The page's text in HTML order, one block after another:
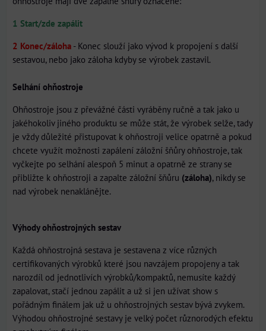
1 Start/zde zapálit
2 Konec/záloha - Konec slouží jako vývod k propojení s další
sestavou, nebo jako záloha kdyby se výrobek zastavil.
Selhání ohňostroje
Ohňostroje jsou z převážné části vyráběny ručně a tak jako u
jakéhokoliv jiného produktu se může stát, že výrobek selže, tady
je vždy důležité přistupovat k ohňostroji velice opatrně a pokud
chcete využít možnosti zapálení záložní šňůry ohňostroje, tak
vyčkejte po selhání alespoň 5 minut a opatrně ze strany se
přibližte k ohňostroji a zapalte záložní šňůru (záloha), nikdy se
nad výrobek nenaklánějte.
Výhody ohňostrojných sestav
Každá ohňostrojná sestava je sestavena z více různých
certifikovaných výrobků které jsou navzájem propojeny a tak
narozdíl od jednotlivích výrobků/kompaktů, nemusíte každý
zapalovat, stačí jednou zapálit a už si jen užívat show s
pořádným finálem jak už u ohňostrojných sestav bývá zvykem.
Výhodou ohňostrojné sestavy je velký počet různorodých efektu